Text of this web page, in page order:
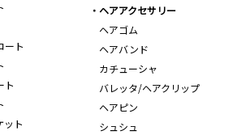
ート
ト
ット
ヘアアクセサリー
ヘアゴム
ヘアバンド
カチューシャ
バレッタ/ヘアクリップ
ヘアピン
シュシュ